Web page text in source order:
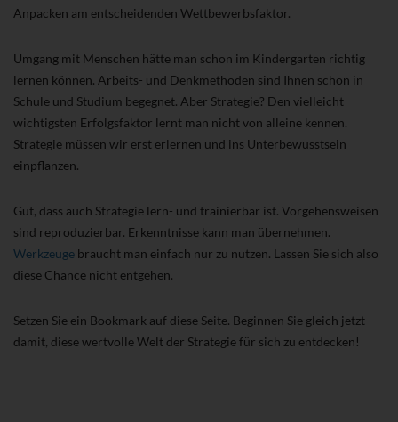
Anpacken am entscheidenden Wettbewerbsfaktor.
Umgang mit Menschen hätte man schon im Kindergarten richtig
lernen können. Arbeits- und Denkmethoden sind Ihnen schon in
Schule und Studium begegnet. Aber Strategie? Den vielleicht
wichtigsten Erfolgsfaktor lernt man nicht von alleine kennen.
Strategie müssen wir erst erlernen und ins Unterbewusstsein
einpflanzen.
Gut, dass auch Strategie lern- und trainierbar ist. Vorgehensweisen
sind reproduzierbar. Erkenntnisse kann man übernehmen.
Werkzeuge braucht man einfach nur zu nutzen. Lassen Sie sich also
diese Chance nicht entgehen.
Setzen Sie ein Bookmark auf diese Seite. Beginnen Sie gleich jetzt
damit, diese wertvolle Welt der Strategie für sich zu entdecken!